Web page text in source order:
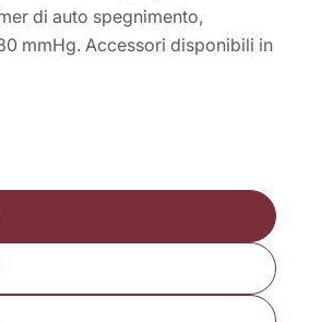
di auto spegnimento,
mmHg. Accessori disponibili in